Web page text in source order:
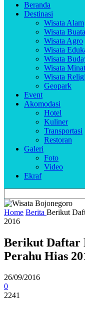
Beranda
Destinasi
Wisata Alam
Wisata
Wisata Agro
Wisata
Wisata
Wisata
Wisata Religi
Geopark
Event
Akomodasi
Hotel
Kuliner
Transportasi
Restoran
Galeri
Foto
Video
Ekraf
Home Berita Berikut
2016
Berikut Daftar
Perahu Hias
26/09/2016
0
2241